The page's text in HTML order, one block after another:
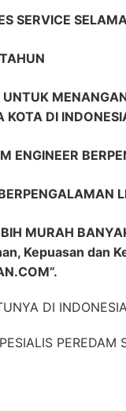
SERVICE
KOTA DI
ENGINEER
MURAH
Kepuasan dan
DI